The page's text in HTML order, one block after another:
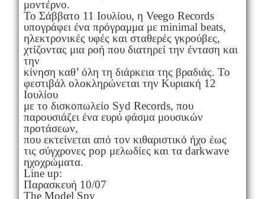
μοντέρνο.
Το Σάββατο 11 Ιουλίου, η Veego Records
υπογράφει ένα πρόγραμμα με minimal beats,
ηλεκτρονικές υφές και σταθερές γκρούβες,
χτίζοντας μια ροή που διατηρεί την ένταση και
την
κίνηση καθ’ όλη τη διάρκεια της βραδιάς. Το
φεστιβάλ ολοκληρώνεται την Κυριακή 12
Ιουλίου
με το δισκοπωλείο Syd Records, που
παρουσιάζει ένα ευρύ φάσμα μουσικών
προτάσεων,
που εκτείνεται από τον κιθαριστικό ήχο έως
τις σύγχρονες pop μελωδίες και τα darkwave
ηχοχρώματα.
Line up:
Παρασκευή 10/07
The Model Spy